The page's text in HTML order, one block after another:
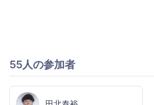
55人の参加者